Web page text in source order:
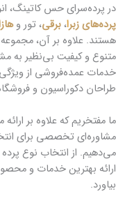
در پرده‌سرای حس کاتینگ،
پرده‌های زبرا، برقی، تور و
هستند. علاوه بر آن،
متنوع و کیفیت بی‌نظیر به
خدمات عمده‌فروشی از
طراحان دکوراسیون و
ما مفتخریم که علاوه بر
مشاوره‌ای تخصصی برای
می‌دهیم. از انتخاب نوع پرده
ارائه بهترین خدمات و
بیاورد.